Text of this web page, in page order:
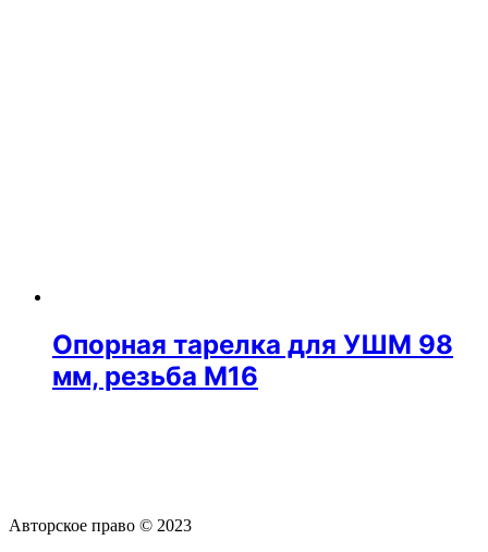
Опорная тарелка для УШМ 98
мм, резьба М16
Авторское право © 2023